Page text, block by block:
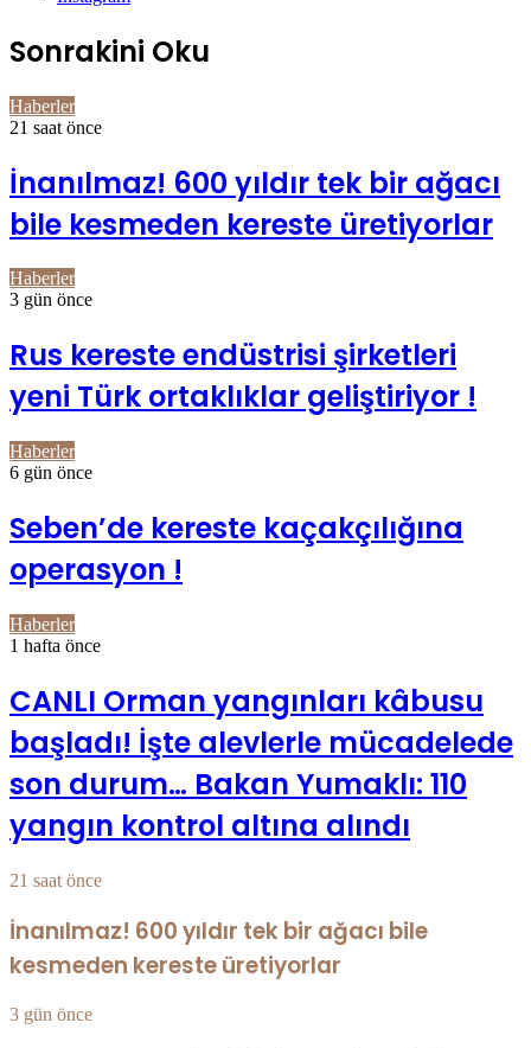
Sonrakini Oku
Haberler
21 saat önce
İnanılmaz! 600 yıldır tek bir ağacı
bile kesmeden kereste üretiyorlar
Haberler
3 gün önce
Rus kereste endüstrisi şirketleri
yeni Türk ortaklıklar geliştiriyor !
Haberler
6 gün önce
Seben’de kereste kaçakçılığına
operasyon !
Haberler
1 hafta önce
CANLI Orman yangınları kâbusu
başladı! İşte alevlerle mücadelede
son durum… Bakan Yumaklı: 110
yangın kontrol altına alındı
21 saat önce
İnanılmaz! 600 yıldır tek bir ağacı bile
kesmeden kereste üretiyorlar
3 gün önce